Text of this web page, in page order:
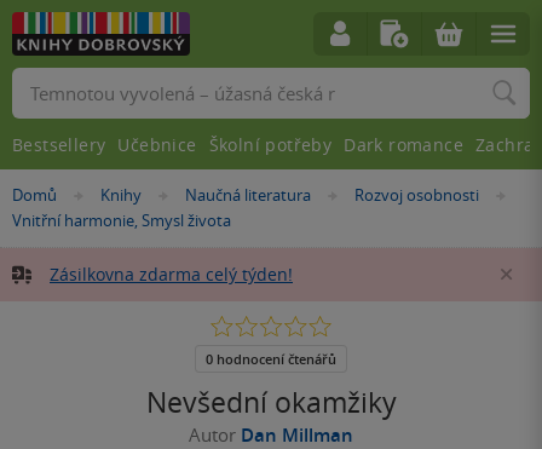
Nacházíte
se
Domů »Knihy »Naučná literatura »
Rozvoj osobnosti
Vnitřní harmonie, Smysl života
Zásilkovna zdarma celý týden!
Nevšední okamžiky
Autor Dan Millman
0.0
5
0 hodnocení čtenářů
Vyhledávání
Bestsellery Učebnice Školní potřeby Dark romance